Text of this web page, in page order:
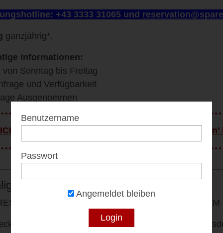
+43 3333 31065 und
ganzjährig*.
Informationen:
von Sonntag bis Freitag
und Verfügbarkeit
Ausgenommen
Vor Inanspruchnahme des Vorteils
& Details
STYRIA – ENTSPANNUNG AUF HÖCHSTEM
Sie DAS Adults-only P(a)radies
in Bad
Benutzername
Passwort
Angemeldet bleiben